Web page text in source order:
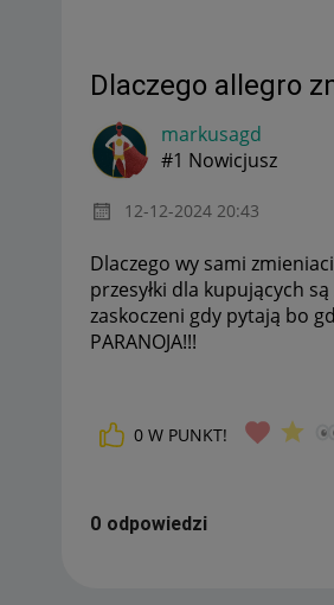
Dlaczego allegro
markusagd
#1 Nowicjusz
‎12-12-2024 20:43
Dlaczego wy sami
przesyłki dla kupujących
zaskoczeni gdy pytają bo
PARANOJA!!!
0 W PUNKT!
0 odpowiedzi